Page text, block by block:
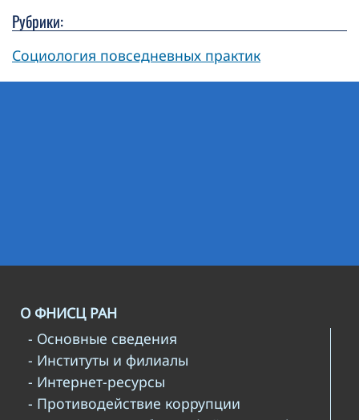
Рубрики:
Социология повседневных практик
О ФНИСЦ РАН
- Основные сведения
- Институты и филиалы
- Интернет-ресурсы
- Противодействие коррупции